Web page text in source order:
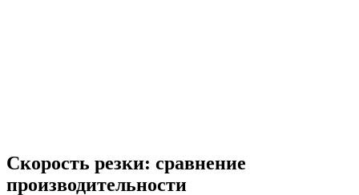
Скорость резки: сравнение
производительности